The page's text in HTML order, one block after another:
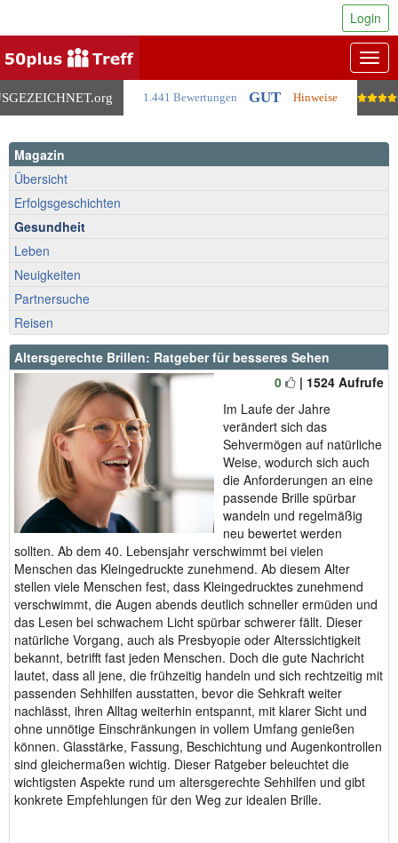
.org 1.441 Bewertungen GUT Hinweise
Login
Magazin
Übersicht
Erfolgsgeschichten
Gesundheit
Leben
Neuigkeiten
Partnersuche
Reisen
Altersgerechte Brillen: Ratgeber für besseres Sehen
0
| 1524 Aufrufe
Im Laufe der Jahre
verändert sich das
Sehvermögen auf natürliche
Weise, wodurch sich auch
die Anforderungen an eine
passende Brille spürbar
wandeln und regelmäßig
neu bewertet werden
sollten. Ab dem 40. Lebensjahr verschwimmt bei vielen
Menschen das Kleingedruckte zunehmend. Ab diesem Alter
stellen viele Menschen fest, dass Kleingedrucktes zunehmend
verschwimmt, die Augen abends deutlich schneller ermüden und
das Lesen bei schwachem Licht spürbar schwerer fällt. Dieser
natürliche Vorgang, auch als Presbyopie oder Alterssichtigkeit
bekannt, betrifft fast jeden Menschen. Doch die gute Nachricht
lautet, dass all jene, die frühzeitig handeln und sich rechtzeitig mit
passenden Sehhilfen ausstatten, bevor die Sehkraft weiter
nachlässt, ihren Alltag weiterhin entspannt, mit klarer Sicht und
ohne unnötige Einschränkungen in vollem Umfang genießen
können. Glasstärke, Fassung, Beschichtung und Augenkontrollen
sind gleichermaßen wichtig. Dieser Ratgeber beleuchtet die
wichtigsten Aspekte rund um altersgerechte Sehhilfen und gibt
konkrete Empfehlungen für den Weg zur idealen Brille.